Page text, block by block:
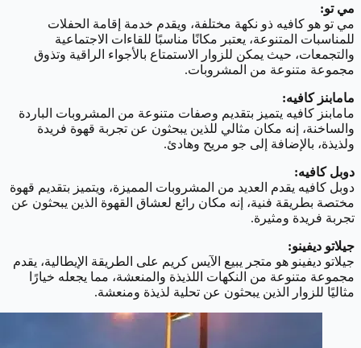
مي تو:
مي تو هو كافيه ذو نكهة مختلفة، ويقدم خدمة إقامة الحفلات
للمناسبات المتنوعة، يعتبر مكانًا مناسبًا للقاءات الاجتماعية
والتجمعات، حيث يمكن للزوار الاستمتاع بالأجواء الراقية وتذوق
مجموعة متنوعة من المشروبات.
مامابنز كافيه:
مامابنز كافيه يتميز بتقديم وصفات متنوعة من المشروبات الباردة
والساخنة، إنه مكان مثالي للذين يبحثون عن تجربة قهوة فريدة
ولذيذة، بالإضافة إلى جو مريح وهادئ.
دوبل كافيه:
دوبل كافيه يقدم العديد من المشروبات المميزة، ويتميز بتقديم قهوة
مختصة بطريقة فنية، إنه مكان رائع لعشاق القهوة الذين يبحثون عن
تجربة فريدة ومثيرة.
جيلاتو ديفينو:
جيلاتو ديفينو هو متجر يبيع الآيس كريم على الطريقة الإيطالية، يقدم
مجموعة متنوعة من النكهات اللذيذة والمنعشة، مما يجعله خيارًا
مثاليًا للزوار الذين يبحثون عن تحلية لذيذة ومنعشة.